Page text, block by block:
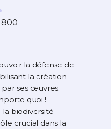
œuvre
que la vente et
originale :
31800
la défense de
la création
ses œuvres.
quoi !
la biodiversité
crucial dans la